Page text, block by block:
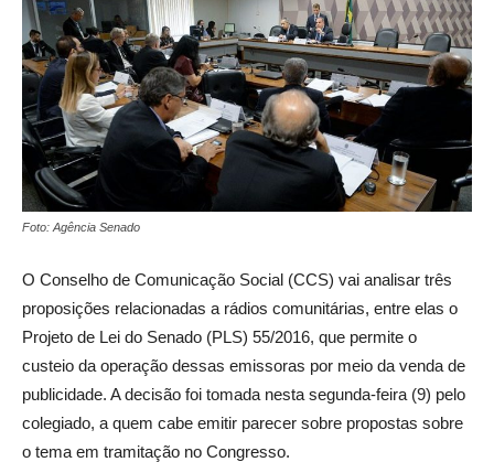
Foto: Agência Senado
O Conselho de Comunicação Social (CCS) vai analisar três
proposições relacionadas a rádios comunitárias, entre elas o
Projeto de Lei do Senado (PLS) 55/2016, que permite o
custeio da operação dessas emissoras por meio da venda de
publicidade. A decisão foi tomada nesta segunda-feira (9) pelo
colegiado, a quem cabe emitir parecer sobre propostas sobre
o tema em tramitação no Congresso.